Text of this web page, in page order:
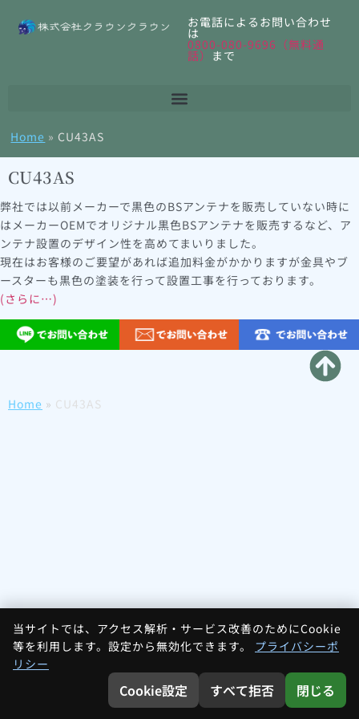
当サイトでは、アクセス解析・サービス改善のためにCookie
等を利用します。設定から無効化できます。
プライバシーポ
リシー
Cookie設定 すべて拒否 閉じる
お電話によるお問い合わせ
は
0800-080-9696（無料通
話） まで
Home » CU43AS
CU43AS
弊社では以前メーカーで黒色のBSアンテナを販売していない時に
はメーカーOEMでオリジナル黒色BSアンテナを販売するなど、ア
ンテナ設置のデザイン性を高めてまいりました。
現在はお客様のご要望があれば追加料金がかかりますが金具やブ
ースターも黒色の塗装を行って設置工事を行っております。
(さらに…)
Home » CU43AS